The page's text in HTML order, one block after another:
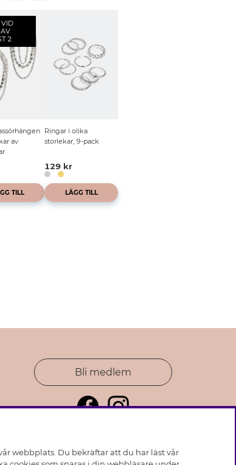
VID
2
av
TILL
Ringar i olika
storlekar, 9-pack
129 kr
LÄGG TILL
Bli medlem
webbplats. Du bekräftar att du har läst vår